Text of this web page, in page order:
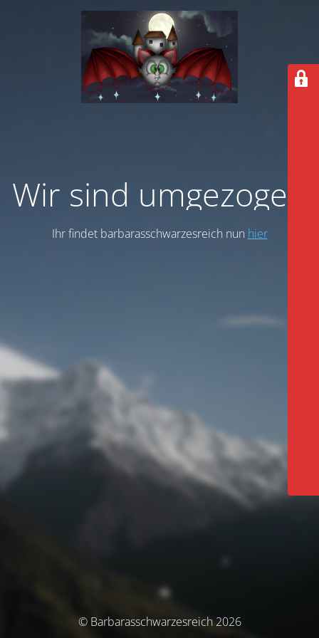
Wir sind umgezogen
Ihr findet barbarasschwarzesreich nun hier
© Barbarasschwarzesreich 2026